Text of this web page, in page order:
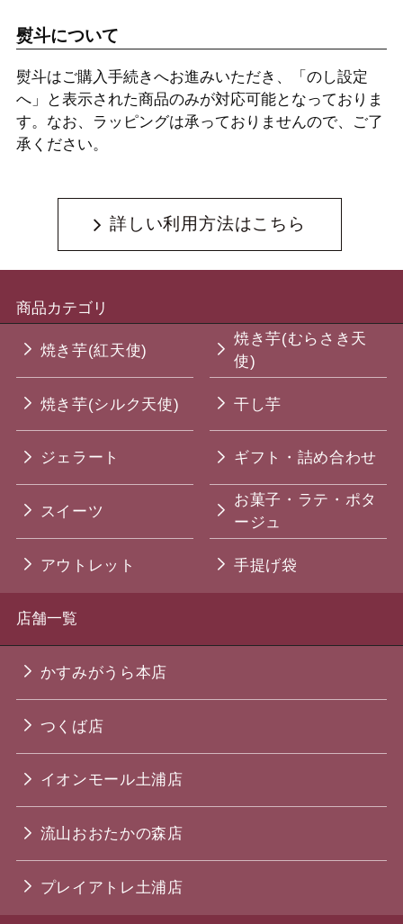
熨斗について
熨斗はご購入手続きへお進みいただき、「のし設定
へ」と表示された商品のみが対応可能となっておりま
す。なお、ラッピングは承っておりませんので、ご了
承ください。
詳しい利用方法はこちら
商品カテゴリ
焼き芋(紅天使)
焼き芋(むらさき天
使)
焼き芋(シルク天使) 干し芋
ジェラート ギフト・詰め合わせ
スイーツ
お菓子・ラテ・ポタ
ージュ
アウトレット 手提げ袋
店舗一覧
かすみがうら本店
つくば店
イオンモール土浦店
流山おおたかの森店
プレイアトレ土浦店